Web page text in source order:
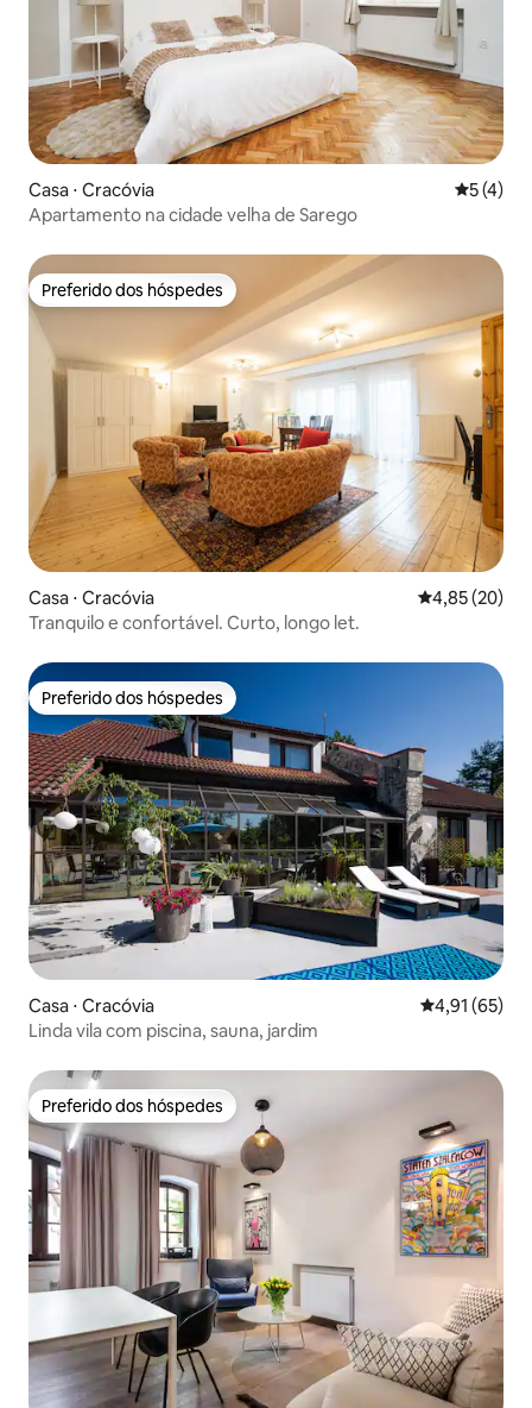
Casa ⋅ Cracóvia 5 de
5 (4)
Apartamento na cidade velha de Sarego
Preferido dos hóspedes
Preferido dos hóspedes
Casa ⋅ Cracóvia 4,85 de uma
4,85 (20)
Tranquilo e confortável. Curto, longo let.
Preferido dos hóspedes
Preferido dos hóspedes
Casa ⋅ Cracóvia 4,91 de uma
4,91 (65)
Linda vila com piscina, sauna, jardim
Preferido dos hóspedes
Preferido dos hóspedes